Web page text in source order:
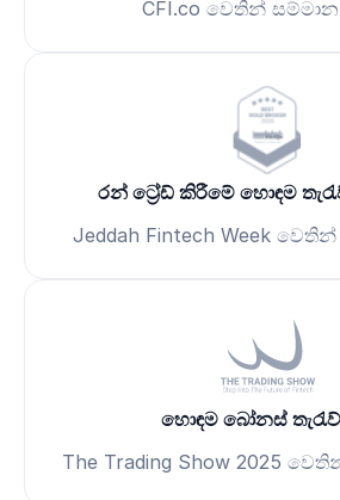
CFI.co වෙතින් සම්මාන
රන් ට්‍රේඩ් කිරීමේ හොඳම
Jeddah Fintech Week
හොඳම බෝනස්
The Trading Show 2025